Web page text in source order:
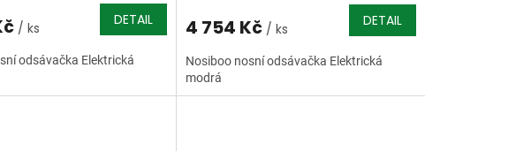
/ ks DETAIL
odsávačka Elektrická
4 754 Kč / ks DETAIL
Nosiboo nosní odsávačka Elektrická
modrá